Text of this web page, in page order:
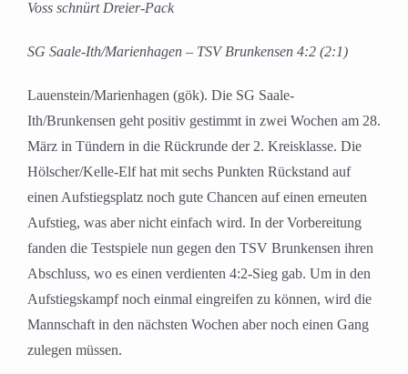
Voss schnürt Dreier-Pack
SG Saale-Ith/Marienhagen – TSV Brunkensen 4:2 (2:1)
Lauenstein/Marienhagen (gök). Die SG Saale-
Ith/Brunkensen geht positiv gestimmt in zwei Wochen am 28.
März in Tündern in die Rückrunde der 2. Kreisklasse. Die
Hölscher/Kelle-Elf hat mit sechs Punkten Rückstand auf
einen Aufstiegsplatz noch gute Chancen auf einen erneuten
Aufstieg, was aber nicht einfach wird. In der Vorbereitung
fanden die Testspiele nun gegen den TSV Brunkensen ihren
Abschluss, wo es einen verdienten 4:2-Sieg gab. Um in den
Aufstiegskampf noch einmal eingreifen zu können, wird die
Mannschaft in den nächsten Wochen aber noch einen Gang
zulegen müssen.